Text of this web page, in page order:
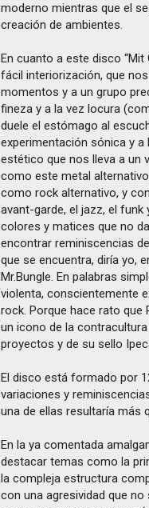
moderno mientras que el
creación de ambientes.
En cuanto a este disco
fácil interiorización, que
momentos y a un grupo
fineza y a la vez locura
duele el estómago al
experimentación sónica y
estético que nos lleva a un
como este metal
como rock alternativo, y
avant-garde, el jazz, el funk
colores y matices que no
encontrar reminiscencias
que se encuentra, diría yo,
Mr.Bungle. En palabras
violenta, conscientemente
rock. Porque hace rato que
un icono de la
proyectos y de su sello
El disco está formado por
variaciones y
una de ellas resultaría más
En la ya comentada
destacar temas como la
la compleja estructura
con una agresividad que